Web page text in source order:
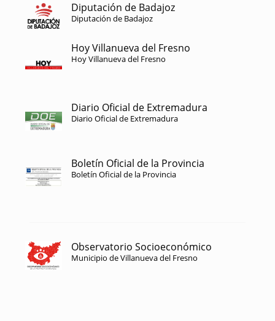
Diputación de Badajoz
Diputación de Badajoz
Hoy Villanueva del Fresno
Hoy Villanueva del Fresno
Diario Oficial de Extremadura
Diario Oficial de Extremadura
Boletín Oficial de la Provincia
Boletín Oficial de la Provincia
Observatorio Socioeconómico
Municipio de Villanueva del Fresno